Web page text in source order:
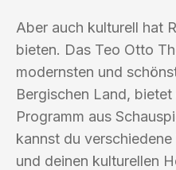
Aber auch kulturell hat
bieten. Das Teo Otto
modernsten und
Bergischen Land,
Programm aus
kannst du
und deinen kulturellen